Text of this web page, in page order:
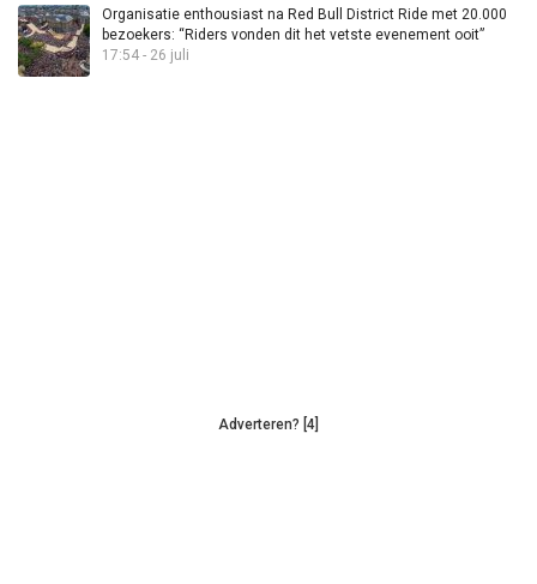
Organisatie enthousiast na Red Bull District Ride met 20.000
bezoekers: “Riders vonden dit het vetste evenement ooit”
17:54 - 26 juli
Adverteren? [4]